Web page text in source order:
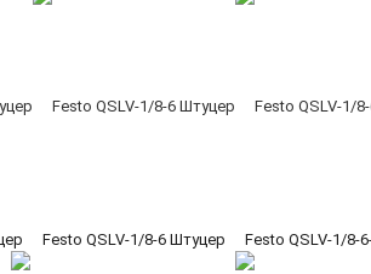
Festo QSLV-1/8-6 Штуцер Festo QSLV-1/8-